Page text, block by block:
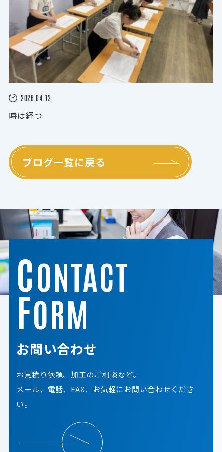
2026.04.12
時は経つ
ブログ一覧に戻る
CONTACT
FORM
お問い合わせ
お見積り依頼、加工のご相談など。
メール、電話、FAX、お気軽にお問い合わせくださ
い。